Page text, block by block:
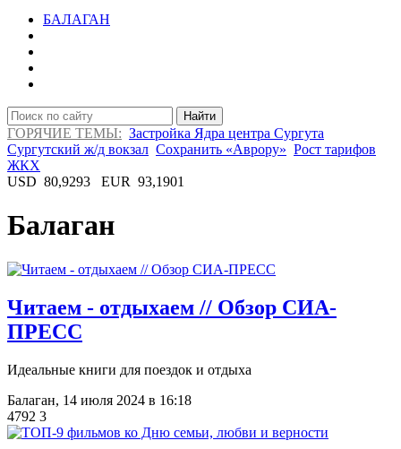
БАЛАГАН
Найти
ГОРЯЧИЕ ТЕМЫ: Застройка Ядра центра Сургута
Сургутский ж/д вокзал Сохранить «Аврору» Рост тарифов
ЖКХ
USD 80,9293 EUR 93,1901
Балаган
Читаем - отдыхаем // Обзор СИА-
ПРЕСС
Идеальные книги для поездок и отдыха
Балаган, 14 июля 2024 в 16:18
4792 3